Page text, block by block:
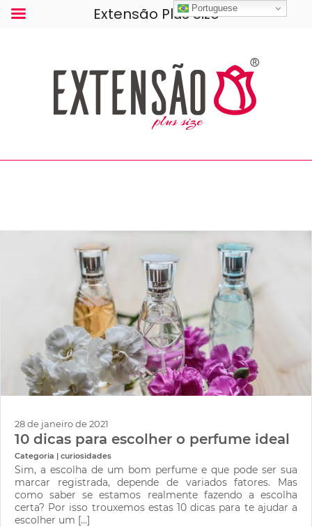
28 de janeiro de 2021
10 dicas para escolher o perfume ideal
Categoria | curiosidades
Sim, a escolha de um bom perfume e que pode ser sua
marcar registrada, depende de variados fatores. Mas
como saber se estamos realmente fazendo a escolha
certa? Por isso trouxemos estas 10 dicas para te ajudar a
escolher um […]
Portuguese
Extensão Plus Size